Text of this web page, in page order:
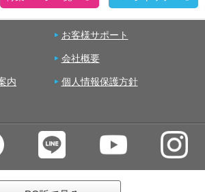
お客様サポート
会社概要
内 個人情報保護方針